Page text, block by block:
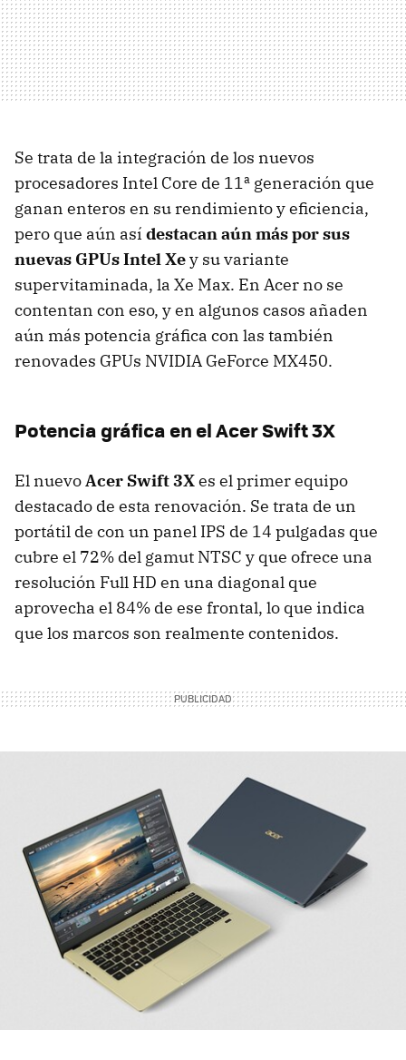
Se trata de la integración de los nuevos
procesadores Intel Core de 11ª generación que
ganan enteros en su rendimiento y eficiencia,
pero que aún así destacan aún más por sus
nuevas GPUs Intel Xey su variante
supervitaminada, la Xe Max. En Acer no se
contentan con eso, y en algunos casos añaden
aún más potencia gráfica con las también
renovades GPUs NVIDIA GeForce MX450.
Potencia gráfica en el Acer Swift 3X
El nuevoAcer Swift 3Xes el primer equipo
destacado de esta renovación. Se trata de un
portátil de con un panel IPS de 14 pulgadas que
cubre el 72% del gamut NTSC y que ofrece una
resolución Full HD en una diagonal que
aprovecha el 84% de ese frontal, lo que indica
que los marcos son realmente contenidos.